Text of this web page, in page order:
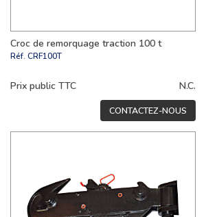
Croc de remorquage traction 100 t
Réf. CRF100T
Prix public TTC N.C.
CONTACTEZ-NOUS